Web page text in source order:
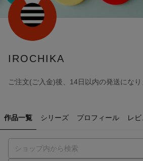
IROCHIKA
ご注文(ご入金)後、14日以内の発送になり
作品一覧 シリーズ プロフィール レ